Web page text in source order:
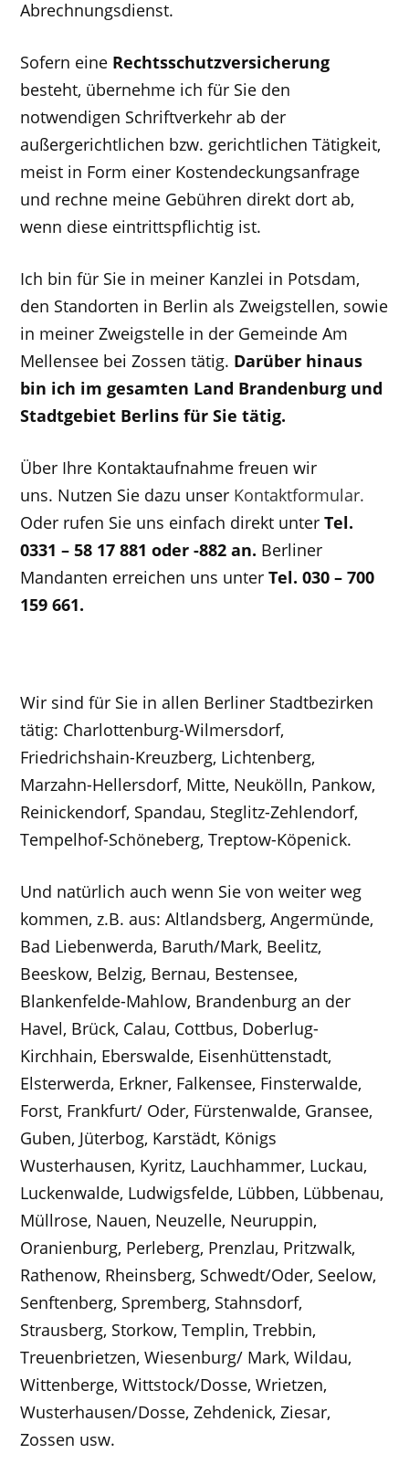
Abrechnungsdienst.
Sofern eine Rechtsschutzversicherung
besteht, übernehme ich für Sie den
notwendigen Schriftverkehr ab der
außergerichtlichen bzw. gerichtlichen Tätigkeit,
meist in Form einer Kostendeckungsanfrage
und rechne meine Gebühren direkt dort ab,
wenn diese eintrittspflichtig ist.
Ich bin für Sie in meiner Kanzlei in Potsdam,
den Standorten in Berlin als Zweigstellen, sowie
in meiner Zweigstelle in der Gemeinde Am
Mellensee bei Zossen tätig. Darüber hinaus
bin ich im gesamten Land Brandenburg und
Stadtgebiet Berlins für Sie tätig.
Über Ihre Kontaktaufnahme freuen wir
uns. Nutzen Sie dazu unser Kontaktformular.
Oder rufen Sie uns einfach direkt unterTel.
0331 – 58 17 881 oder -882 an. Berliner
Mandanten erreichen uns unterTel. 030 – 700
159 661.
Wir sind für Sie in allen Berliner Stadtbezirken
tätig: Charlottenburg-Wilmersdorf,
Friedrichshain-Kreuzberg, Lichtenberg,
Marzahn-Hellersdorf, Mitte, Neukölln, Pankow,
Reinickendorf, Spandau, Steglitz-Zehlendorf,
Tempelhof-Schöneberg, Treptow-Köpenick.
Und natürlich auch wenn Sie von weiter weg
kommen, z.B. aus: Altlandsberg, Angermünde,
Bad Liebenwerda, Baruth/Mark, Beelitz,
Beeskow, Belzig, Bernau, Bestensee,
Blankenfelde-Mahlow, Brandenburg an der
Havel, Brück, Calau, Cottbus, Doberlug-
Kirchhain, Eberswalde, Eisenhüttenstadt,
Elsterwerda, Erkner, Falkensee, Finsterwalde,
Forst, Frankfurt/ Oder, Fürstenwalde, Gransee,
Guben, Jüterbog, Karstädt, Königs
Wusterhausen, Kyritz, Lauchhammer, Luckau,
Luckenwalde, Ludwigsfelde, Lübben, Lübbenau,
Müllrose, Nauen, Neuzelle, Neuruppin,
Oranienburg, Perleberg, Prenzlau, Pritzwalk,
Rathenow, Rheinsberg, Schwedt/Oder, Seelow,
Senftenberg, Spremberg, Stahnsdorf,
Strausberg, Storkow, Templin, Trebbin,
Treuenbrietzen, Wiesenburg/ Mark, Wildau,
Wittenberge, Wittstock/Dosse, Wrietzen,
Wusterhausen/Dosse, Zehdenick, Ziesar,
Zossen usw.